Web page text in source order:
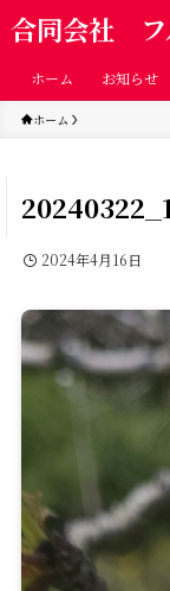
合同会社 フ
ホーム お知らせ
ホーム
2024年4月16日